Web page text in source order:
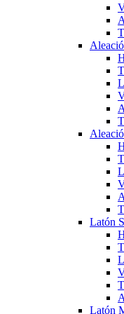
Latón
Latón